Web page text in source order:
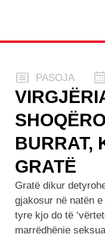
PASOJA
BURRAT,
GRATË
Gratë dikur
gjakosur në natën
tyre kjo do të
marrëdhënie